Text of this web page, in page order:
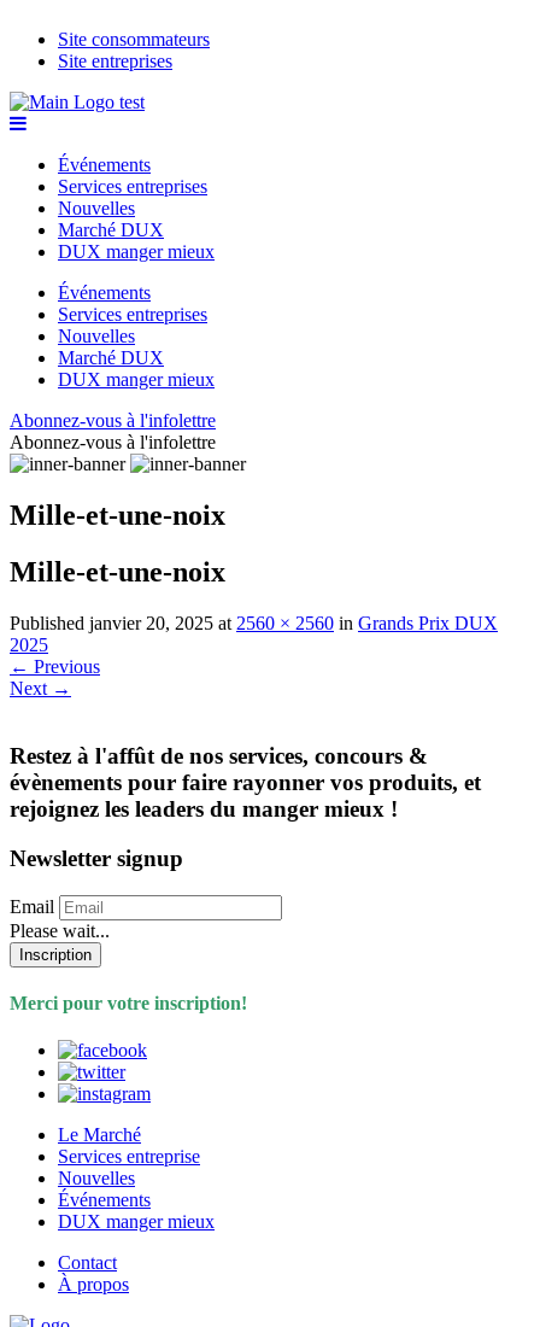
Site consommateurs
Site entreprises
Événements
Services entreprises
Nouvelles
Marché DUX
DUX manger mieux
Événements
Services entreprises
Nouvelles
Marché DUX
DUX manger mieux
Abonnez-vous à l'infolettre
Abonnez-vous à l'infolettre
Mille-et-une-noix
Mille-et-une-noix
Published janvier 20, 2025 at 2560 × 2560 in Grands Prix DUX
2025
← Previous
Next →
Restez à l'affût de nos services, concours &
évènements pour faire rayonner vos produits, et
rejoignez les leaders du manger mieux !
Newsletter signup
Email
Please wait...
Inscription
Merci pour votre inscription!
Le Marché
Services entreprise
Nouvelles
Événements
DUX manger mieux
Contact
À propos